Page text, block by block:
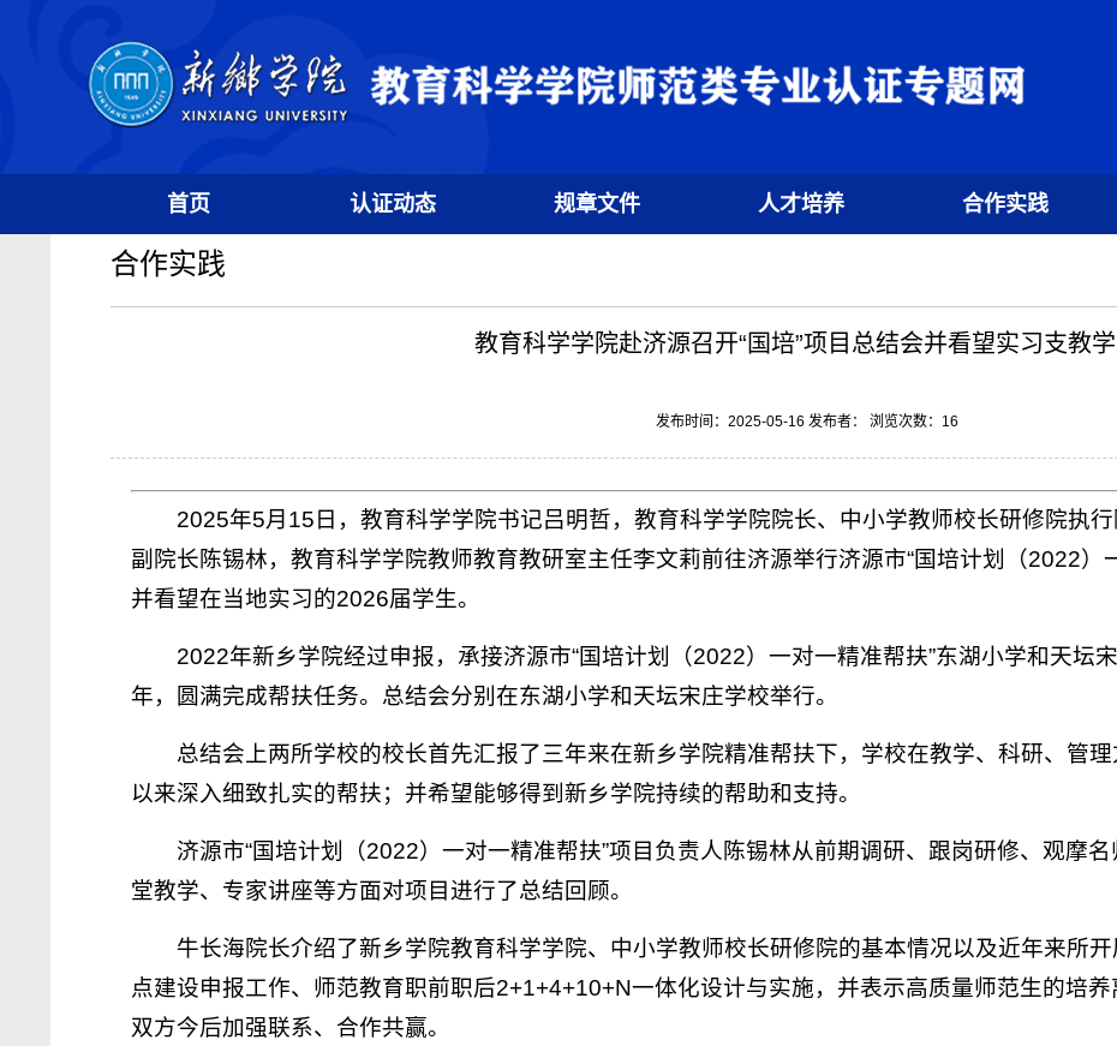
首页 认证动态 规章文件 人才培养 合作实践
合作实践
教育科学学院赴济源召开“国培”项目总结会并看望实习支教
发布时间：2025-05-16 发布者： 浏览次数： 16
2025年5月15日，教育科学学院书记吕明哲，教育科学学院院长、中小学教师校长研修院执
副院长陈锡林，教育科学学院教师教育教研室主任李文莉前往济源举行济源市“国培计划（2022）
并看望在当地实习的2026届学生。
2022年新乡学院经过申报，承接济源市“国培计划（2022）一对一精准帮扶”东湖小学和天坛
年，圆满完成帮扶任务。总结会分别在东湖小学和天坛宋庄学校举行。
总结会上两所学校的校长首先汇报了三年来在新乡学院精准帮扶下，学校在教学、科研、管
以来深入细致扎实的帮扶；并希望能够得到新乡学院持续的帮助和支持。
济源市“国培计划（2022）一对一精准帮扶”项目负责人陈锡林从前期调研、跟岗研修、观摩
堂教学、专家讲座等方面对项目进行了总结回顾。
牛长海院长介绍了新乡学院教育科学学院、中小学教师校长研修院的基本情况以及近年来所
点建设申报工作、师范教育职前职后2+1+4+10+N一体化设计与实施，并表示高质量师范生的培
双方今后加强联系、合作共赢。